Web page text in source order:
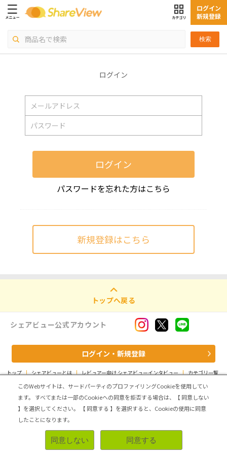
検索
ログイン
新規登録
ログイン
ログイン
パスワードを忘れた方はこちら
新規登録はこちら
トップへ戻る
シェアビュー公式アカウント
ログイン・新規登録
トップ | シェアビューとは | レビュアー向け シェアビューインタビュー | カテゴリ一覧
運営会社 | 個人情報の取扱いについて | 利用規約 サイトマップ
Copyright (C) ASMARQ Co.,Ltd. All Rights Reserved.
このWebサイトは、サードパーティのプロファイリングCookieを使用してい
ます。
すべてまたは一部のCookieへの同意を拒否する場合は、【 同意しない
】を選択してください。
【 同意する 】を選択すると、Cookieの使用に同意
したことになります。
同意しない 同意する